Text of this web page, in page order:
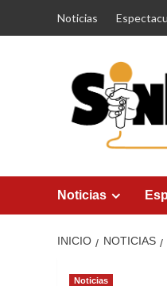
Noticias
Noticias
INICIO NOTICIAS
Noticias